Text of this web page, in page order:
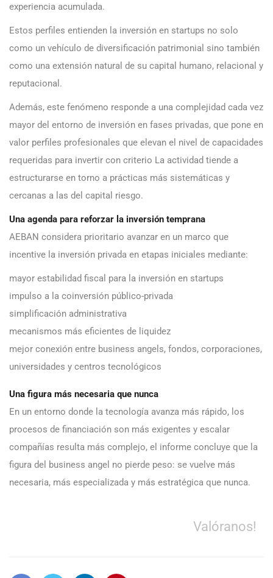
experiencia acumulada.
Estos perfiles entienden la inversión en startups no solo
como un vehículo de diversificación patrimonial sino también
como una extensión natural de su capital humano, relacional y
reputacional.
Además, este fenómeno responde a una complejidad cada vez
mayor del entorno de inversión en fases privadas, que pone en
valor perfiles profesionales que elevan el nivel de capacidades
requeridas para invertir con criterio La actividad tiende a
estructurarse en torno a prácticas más sistemáticas y
cercanas a las del capital riesgo.
Una agenda para reforzar la inversión temprana
AEBAN considera prioritario avanzar en un marco que
incentive la inversión privada en etapas iniciales mediante:
mayor estabilidad fiscal para la inversión en startups
impulso a la coinversión público-privada
simplificación administrativa
mecanismos más eficientes de liquidez
mejor conexión entre business angels, fondos, corporaciones,
universidades y centros tecnológicos
Una figura más necesaria que nunca
En un entorno donde la tecnología avanza más rápido, los
procesos de financiación son más exigentes y escalar
compañías resulta más complejo, el informe concluye que la
figura del business angel no pierde peso: se vuelve más
necesaria, más especializada y más estratégica que nunca.
Valóranos!